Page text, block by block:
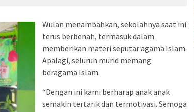
Wulan menambahkan, sekolahnya saat ini
terus berbenah, termasuk dalam
memberikan materi seputar agama Islam.
Apalagi, seluruh murid memang
beragama Islam.
“Dengan ini kami berharap anak anak
semakin tertarik dan termotivasi. Semoga